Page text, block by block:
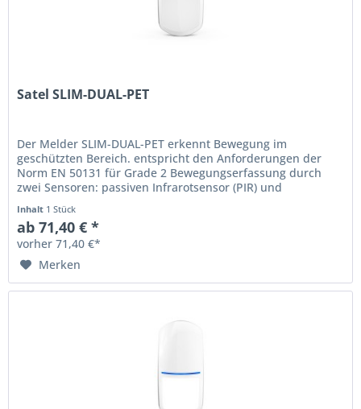
Satel SLIM-DUAL-PET
Der Melder SLIM-DUAL-PET erkennt Bewegung im
geschützten Bereich. entspricht den Anforderungen der
Norm EN 50131 für Grade 2 Bewegungserfassung durch
zwei Sensoren: passiven Infrarotsensor (PIR) und
Inhalt 1 Stück
ab 71,40 € *
vorher 71,40 €*
Merken